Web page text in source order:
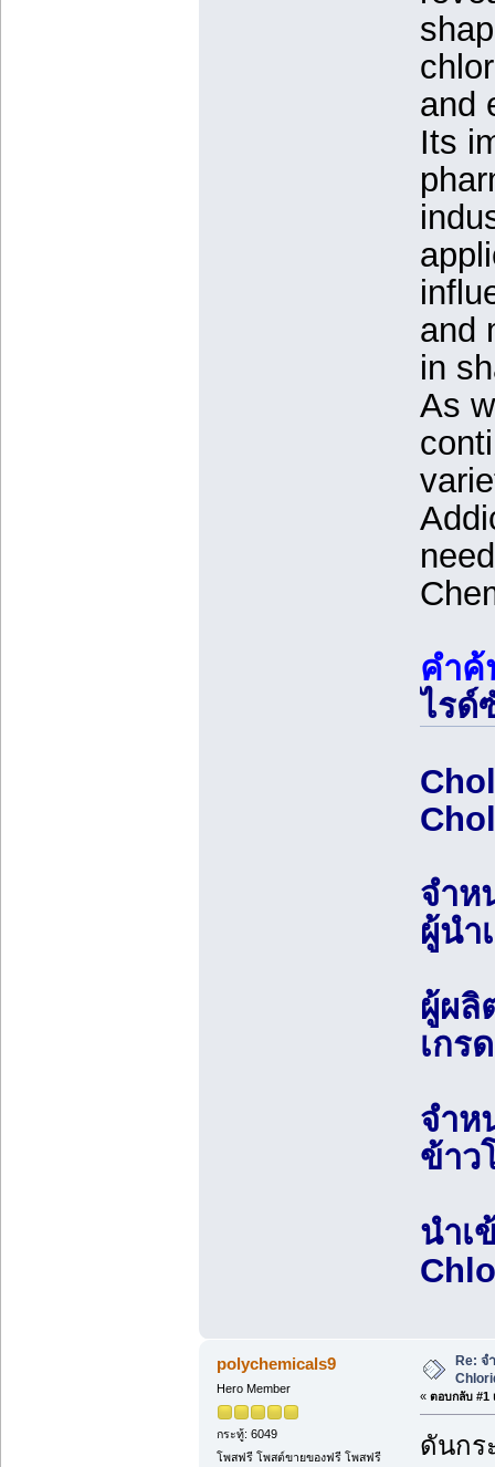
and
Its
and
in
As
คำค้
ไรด์
จำห
ผู้นำ
ผู้ผลิ
เกร
จำห
ข้าว
นำเ
polychemicals9
Hero Member
กระทู้: 6049
โพสฟรี โพสต์ขายของฟรี โพสฟรี
Re: จ
« ตอบกลับ #1
ดันกร